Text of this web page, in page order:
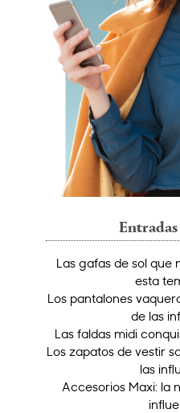
Las gafas de sol que
esta
Los pantalones
de las
Las faldas midi
Los zapatos de vestir
las
Accesorios Maxi: la